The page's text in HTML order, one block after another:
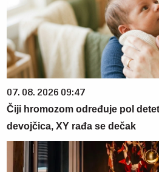
07. 08. 2026 09:47
Čiji hromozom određuje pol
devojčica, XY rađa se dečak